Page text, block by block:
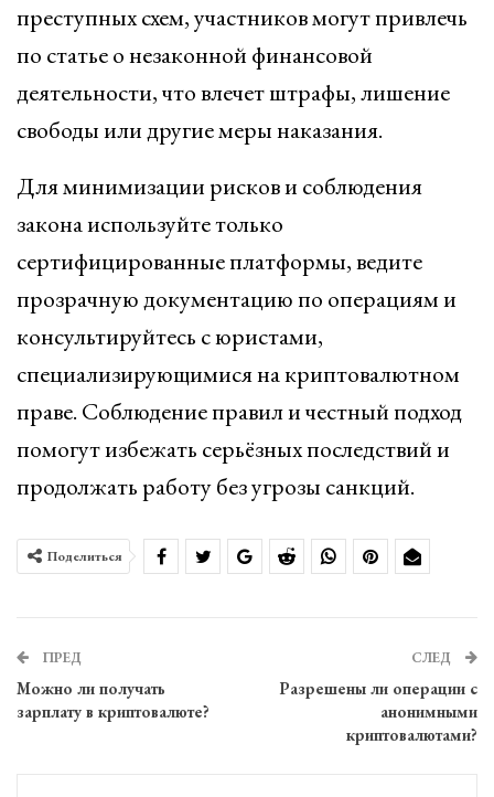
преступных схем, участников могут привлечь
по статье о незаконной финансовой
деятельности, что влечет штрафы, лишение
свободы или другие меры наказания.
Для минимизации рисков и соблюдения
закона используйте только
сертифицированные платформы, ведите
прозрачную документацию по операциям и
консультируйтесь с юристами,
специализирующимися на криптовалютном
праве. Соблюдение правил и честный подход
помогут избежать серьёзных последствий и
продолжать работу без угрозы санкций.
Поделиться
ПРЕД
Можно ли получать
зарплату в криптовалюте?
СЛЕД
Разрешены ли операции с
анонимными
криптовалютами?